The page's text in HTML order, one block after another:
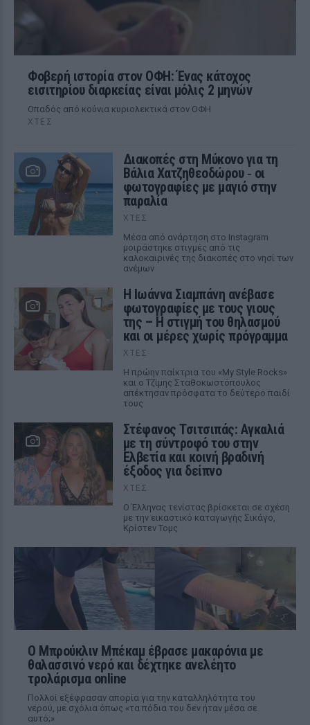
Φοβερή ιστορία στον ΟΦΗ: Ένας κάτοχος
εισιτηρίου διαρκείας είναι μόλις 2 μηνών
Οπαδός από κούνια κυριολεκτικά στον ΟΦΗ
ΧΤΕΣ
Διακοπές στη Μύκονο για τη
Βάλια Χατζηθεοδώρου ‑ οι
φωτογραφίες με μαγιό στην
παραλία
ΧΤΕΣ
Μέσα από ανάρτηση στο Instagram
μοιράστηκε στιγμές από τις
καλοκαιρινές της διακοπές στο νησί των
ανέμων
H Ιωάννα Σιαμπάνη ανέβασε
φωτογραφίες με τους γιους
της – Η στιγμή του θηλασμού
και οι μέρες χωρίς πρόγραμμα
ΧΤΕΣ
Η πρώην παίκτρια του «My Style Rocks»
και ο Τζίμης Σταθοκωστόπουλος
απέκτησαν πρόσφατα το δεύτερο παιδί
τους
Στέφανος Τσιτσιπάς: Αγκαλιά
με τη σύντροφό του στην
Ελβετία και κοινή βραδινή
έξοδος για δείπνο
ΧΤΕΣ
Ο Έλληνας τενίστας βρίσκεται σε σχέση
με την εικαστικό καταγωγής Σικάγο,
Κρίστεν Τομς
Ο Μπρούκλιν Μπέκαμ έβρασε μακαρόνια με
θαλασσινό νερό και δέχτηκε ανελέητο
τρολάρισμα online
Πολλοί εξέφρασαν απορία για την καταλληλότητα του
νερού, με σχόλια όπως «τα πόδια του δεν ήταν μέσα σε
αυτό;»